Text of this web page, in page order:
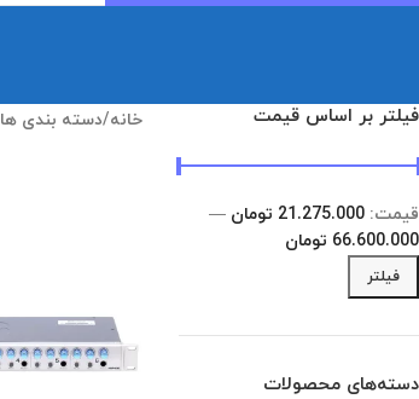
فیلتر بر اساس قیمت
فیلتر
قیمت: 21.275.000 تومان
—
66.600.000 تومان
دسته‌های محصولات
خانه/دسته بندی ها